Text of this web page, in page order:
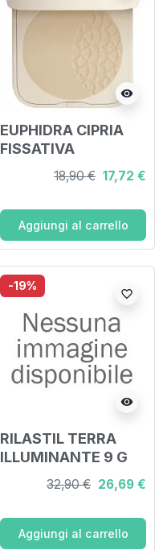
visibility
EUPHIDRA CIPRIA
FISSATIVA
INVISIBILE 9 G
18,90 € 17,72 €
Aggiungi al carrello
-19%
visibility
favorite_border
RILASTIL TERRA
ILLUMINANTE 9 G
32,90 € 26,69 €
Aggiungi al carrello